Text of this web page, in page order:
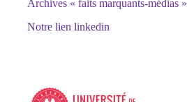
Archives « faits marquants-médias »
Notre lien linkedin